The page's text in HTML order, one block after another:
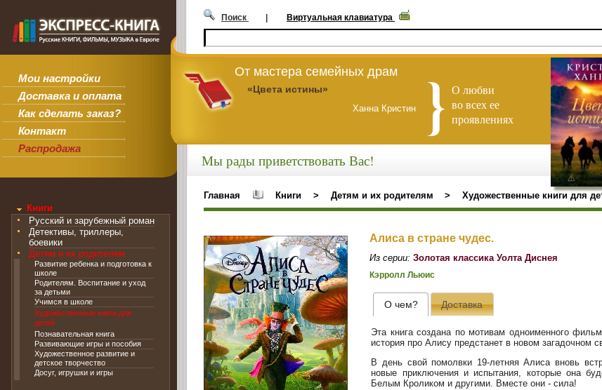
Мои настройки
Доставка и оплата
Как сделать заказ?
Контакт
Распродажа
Поиск | Виртуальная клавиатура
От мастера семейных драм
«Цвета истины»
Ханна Кристин
О любви
во всех ее
проявлениях
Книги
Русский и зарубежный роман
Детективы, триллеры,
боевики
Детям и их родителям
Развитие ребенка и подготовка к
школе
Родителям. Воспитание и уход
за детьми
Учимся в школе
Художественные книги для
детей
Познавательная книга
Развивающие игры и пособия
Художественное развитие и
детское творчество
Досуг, игрушки и игры
Мы рады приветствовать Вас!
Главная Книги > Детям и их родителям > Художественные книги для
Алиса в стране чудес.
Из серии: Золотая классика Уолта Диснея
Кэрролл Льюис
О чем? Доставка
Эта книга создана по мотивам одноименного
история про Алису предстанет в новом загадочном
В день свой помолвки 19-летняя Алиса вновь
новые приключения и испытания, которые она
Белым Кроликом и другими. Вместе они - сила!